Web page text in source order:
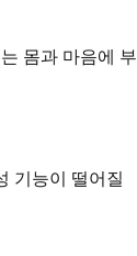
몸과 마음에 부
기능이 떨어질